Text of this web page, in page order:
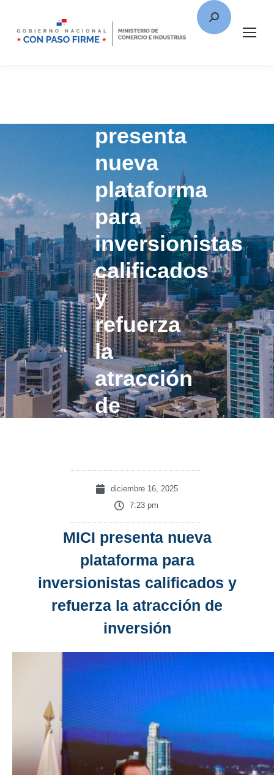
presenta
nueva
plataforma
para
inversionistas
calificados
y
refuerza
la
atracción
de
diciembre 16, 2025
7:23 pm
MICI presenta nueva
plataforma para
inversionistas calificados y
refuerza la atracción de
inversión